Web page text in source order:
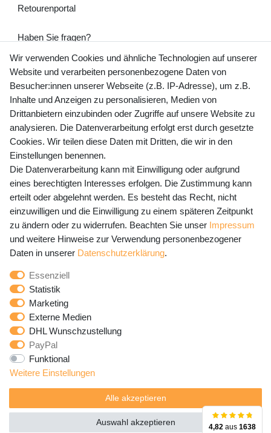
Retourenportal
Haben Sie fragen?
+49 (0) 35243 460 400
Mo-Fr 9-15 Uhr
shop@banjado.com
Preisangaben inkl. gesetzl. MwSt. und zzgl. Service- und
Versandkosten
4,82 aus 1638
Newsletter Anmeldung - Keine Angebote
mehr verpassen!
E-MAIL **
Newsletter
Honig
Hiermit bestätige ich, dass ich die
gelesen habe. Meine Einwilligung kann ich jederzeit
widerrufen.**
** Hierbei handelt es sich um ein Pflichtfeld.
Wir verwenden Cookies und ähnliche Technologien auf unserer
Website und verarbeiten personenbezogene Daten von
Besucher:innen unserer Webseite (z.B. IP-Adresse), um z.B.
Inhalte und Anzeigen zu personalisieren, Medien von
Drittanbietern einzubinden oder Zugriffe auf unsere Website zu
analysieren. Die Datenverarbeitung erfolgt erst durch gesetzte
Cookies. Wir teilen diese Daten mit Dritten, die wir in den
Einstellungen benennen.
Die Datenverarbeitung kann mit Einwilligung oder aufgrund
eines berechtigten Interesses erfolgen. Die Zustimmung kann
erteilt oder abgelehnt werden. Es besteht das Recht, nicht
einzuwilligen und die Einwilligung zu einem späteren Zeitpunkt
zu ändern oder zu widerrufen. Beachten Sie unser Impressum
und weitere Hinweise zur Verwendung personenbezogener
Daten in unserer Daten­schutz­erklärung.
Essenziell
Statistik
Marketing
Externe Medien
DHL Wunschzustellung
PayPal
Funktional
Weitere Einstellungen
Alle akzeptieren
Auswahl akzeptieren